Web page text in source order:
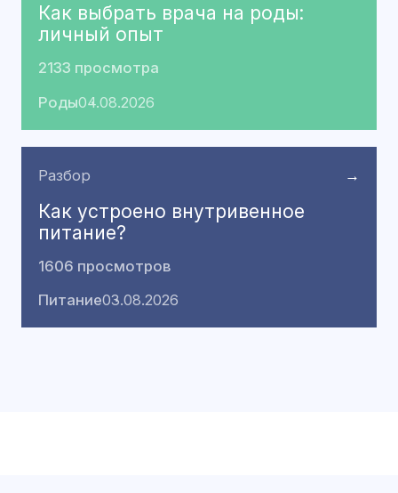
Как выбрать врача на роды:
личный опыт
2133 просмотра
Роды04.08.2026
Разбор →
Как устроено внутривенное
питание?
1606 просмотров
Питание03.08.2026